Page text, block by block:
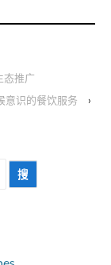
态推广
意识的餐饮服务
›